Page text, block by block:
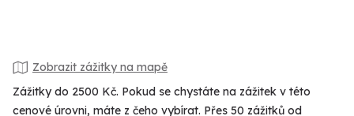
Zobrazit zážitky na mapě
Zážitky do 2500 Kč. Pokud se chystáte na zážitek v této
cenové úrovni, máte z čeho vybírat. Přes 50 zážitků od